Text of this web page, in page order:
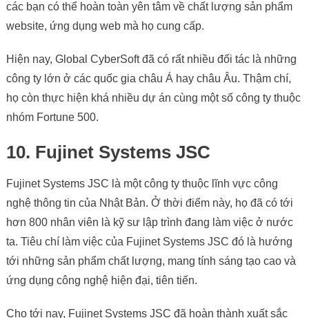
các bạn có thể hoàn toàn yên tâm về chất lượng sản phẩm
website, ứng dụng web mà họ cung cấp.
Hiện nay, Global CyberSoft đã có rất nhiều đối tác là những
công ty lớn ở các quốc gia châu Á hay châu Âu. Thậm chí,
họ còn thực hiện khá nhiều dự án cùng một số công ty thuộc
nhóm Fortune 500.
10. Fujinet Systems JSC
Fujinet Systems JSC là một công ty thuộc lĩnh vực công
nghệ thông tin của Nhật Bản. Ở thời điểm này, họ đã có tới
hơn 800 nhân viên là kỹ sư lập trình đang làm việc ở nước
ta. Tiêu chí làm việc của Fujinet Systems JSC đó là hướng
tới những sản phẩm chất lượng, mang tính sáng tạo cao và
ứng dụng công nghệ hiện đại, tiên tiến.
Cho tới nay, Fujinet Systems JSC đã hoàn thành xuất sắc